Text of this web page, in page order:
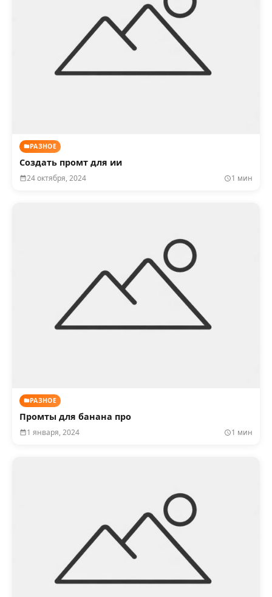
РАЗНОЕ
Создать промт для ии
24 октября, 2024 1 мин
РАЗНОЕ
Промты для банана про
1 января, 2024 1 мин